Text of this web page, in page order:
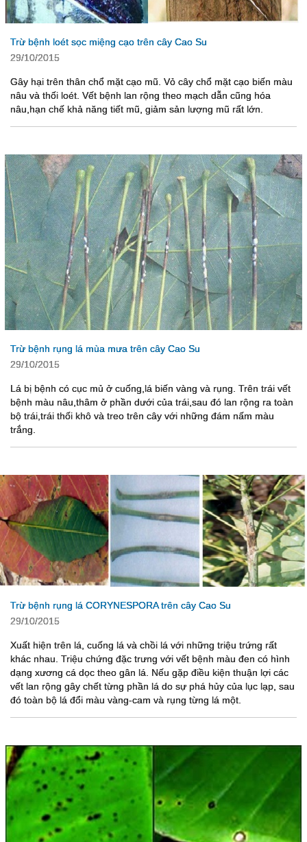
Trừ bệnh loét sọc miệng cạo trên cây Cao Su
29/10/2015
Gây hại trên thân chổ mặt cạo mũ. Vỏ cây chổ mặt cạo biến màu
nâu và thối loét. Vết bệnh lan rộng theo mạch dẫn cũng hóa
nâu,hạn chế khả năng tiết mũ, giảm sản lượng mũ rất lớn.
Trừ bệnh rụng lá mùa mưa trên cây Cao Su
29/10/2015
Lá bị bệnh có cục mủ ở cuống,lá biến vàng và rụng. Trên trái vết
bệnh màu nâu,thâm ở phần dưới của trái,sau đó lan rộng ra toàn
bộ trái,trái thối khô và treo trên cây với những đám nấm màu
trắng.
Trừ bệnh rụng lá CORYNESPORA trên cây Cao Su
29/10/2015
Xuất hiện trên lá, cuống lá và chồi lá với những triệu trứng rất
khác nhau. Triệu chứng đặc trưng với vết bệnh màu đen có hình
dạng xương cá dọc theo gân lá. Nếu gặp điều kiện thuận lợi các
vết lan rộng gây chết từng phần lá do sự phá hủy của lục lạp, sau
đó toàn bộ lá đổi màu vàng-cam và rụng từng lá một.